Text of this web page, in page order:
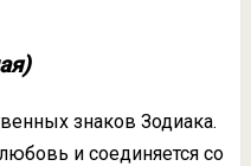
знаков Зодиака.
и соединяется со